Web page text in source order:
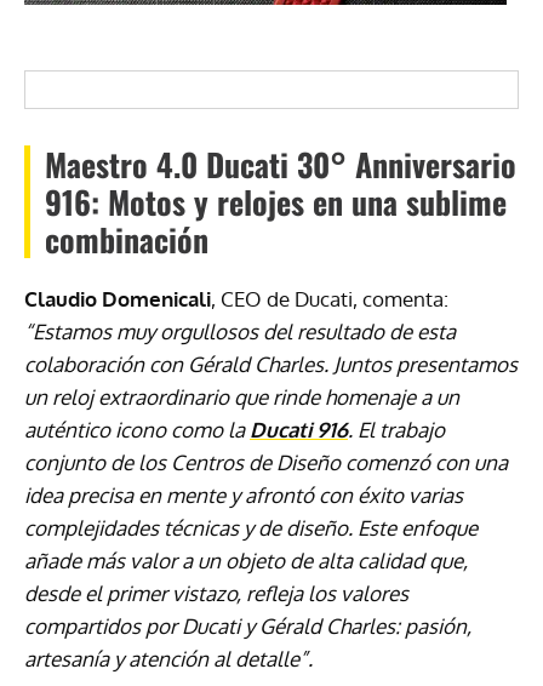
Maestro 4.0 Ducati 30° Anniversario
916: Motos y relojes en una sublime
combinación
Claudio Domenicali, CEO de Ducati, comenta:
“Estamos muy orgullosos del resultado de esta
colaboración con Gérald Charles. Juntos presentamos
un reloj extraordinario que rinde homenaje a un
auténtico icono como laDucati 916. El trabajo
conjunto de los Centros de Diseño comenzó con una
idea precisa en mente y afrontó con éxito varias
complejidades técnicas y de diseño. Este enfoque
añade más valor a un objeto de alta calidad que,
desde el primer vistazo, refleja los valores
compartidos por Ducati y Gérald Charles: pasión,
artesanía y atención al detalle”.